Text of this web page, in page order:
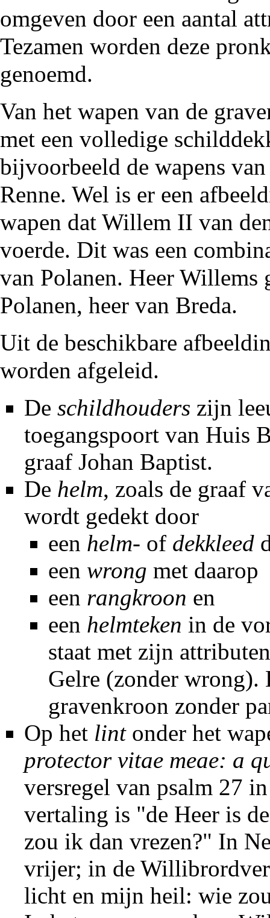
omgeven door een aantal
Tezamen worden deze
genoemd.
Van het wapen van de
met een volledige
bijvoorbeeld de wapens
Renne. Wel is er een
wapen dat Willem II van
voerde. Dit was een
van Polanen. Heer Willems
Polanen, heer van Breda.
Uit de beschikbare
worden afgeleid.
De schildhouders zijn
toegangspoort van Huis
graaf Johan Baptist.
De helm, zoals de graaf
wordt gedekt door
een helm- of dekkleed
een wrong met daarop
een rangkroon en
een helmteken in de
staat met zijn
Gelre (zonder wrong).
gravenkroon zonder
Op het lintonder het
protector vitae meae: a
versregel van psalm 27
vertaling is "de Heer is
zou ik dan vrezen?" In
vrijer; in de
licht en mijn heil: wie